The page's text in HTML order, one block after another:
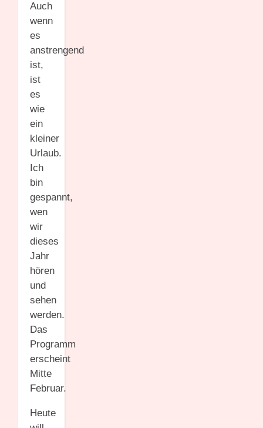
Auch
wenn
es
anstrengend
ist,
ist
es
wie
ein
kleiner
Urlaub.
Ich
bin
gespannt,
wen
wir
dieses
Jahr
hören
und
sehen
werden.
Das
Programm
erscheint
Mitte
Februar.
Heute